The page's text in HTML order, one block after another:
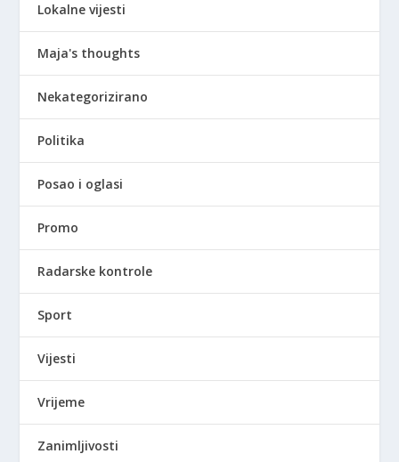
Lokalne vijesti
Maja's thoughts
Nekategorizirano
Politika
Posao i oglasi
Promo
Radarske kontrole
Sport
Vijesti
Vrijeme
Zanimljivosti